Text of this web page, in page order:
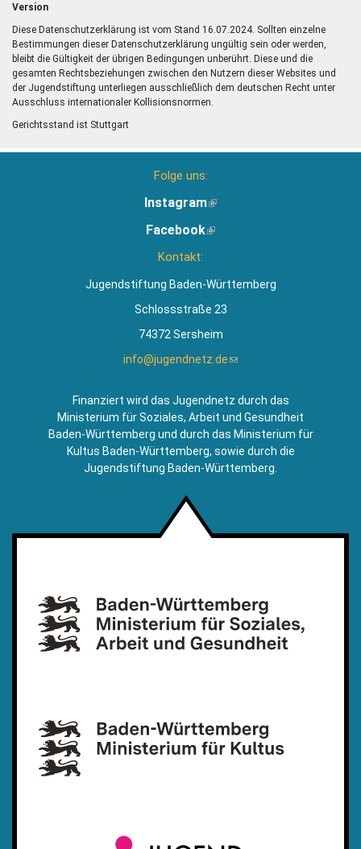
Version
Diese Datenschutzerklärung ist vom Stand 16.07.2024. Sollten einzelne
Bestimmungen dieser Datenschutzerklärung ungültig sein oder werden,
bleibt die Gültigkeit der übrigen Bedingungen unberührt. Diese und die
gesamten Rechtsbeziehungen zwischen den Nutzern dieser Websites und
der Jugendstiftung unterliegen ausschließlich dem deutschen Recht unter
Ausschluss internationaler Kollisionsnormen.
Gerichtsstand ist Stuttgart
Folge uns:
Instagram(Link
extern)
Facebook(Link
Kontakt:
Jugendstiftung Baden-Württemberg
Schlossstraße 23
74372 Sersheim
info@jugendnetz.de(Link
Mail)
Finanziert wird das Jugendnetz durch das
Ministerium für Soziales, Arbeit und Gesundheit
Baden-Württemberg und durch das Ministerium für
Kultus Baden-Württemberg, sowie durch die
Jugendstiftung Baden-Württemberg.